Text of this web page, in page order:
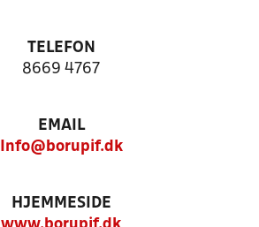
TELEFON
8669 4767
EMAIL
Info@borupif.dk
HJEMMESIDE